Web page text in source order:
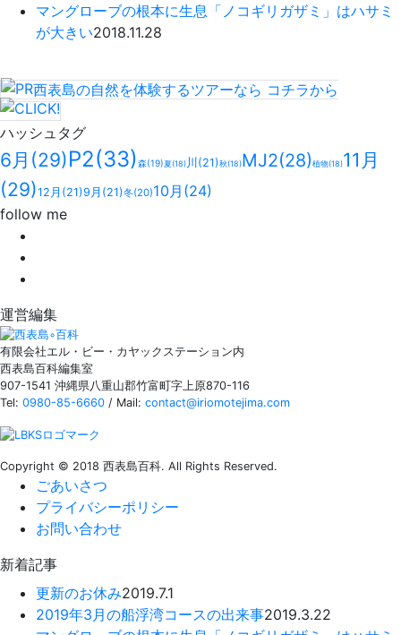
マングローブの根本に生息「ノコギリガザミ」はハサミ
が大きい2018.11.28
西表島の自然を体験するツアーなら コチラから
ハッシュタグ
6月 (29)P2(33)森(19)夏(18)川 (21)秋(18)MJ2(28)植物(18)11月
(29)12月 (21)9月 (21)冬(20)10月 (24)
follow me
運営編集
有限会社エル・ビー・カヤックステーション内
西表島百科編集室
907-1541 沖縄県八重山郡竹富町字上原870-116
Tel: 0980-85-6660 / Mail: contact@iriomotejima.com
Copyright © 2018 西表島百科. All Rights Reserved.
ごあいさつ
プライバシーポリシー
お問い合わせ
新着記事
更新のお休み2019.7.1
2019年3月の船浮湾コースの出来事2019.3.22